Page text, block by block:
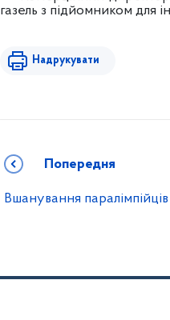
газель з підйомником для
Надрукувати
Попередня
Вшанування паралімпійців